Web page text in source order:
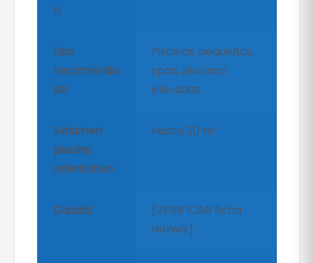
n
Uso
recomenda
do
Piscinas pequeñas,
spas, piscinas
elevadas
Volumen
piscina
orientativo
Hasta 20 m³
Caudal
[VERIFICAR ficha
Norwik]